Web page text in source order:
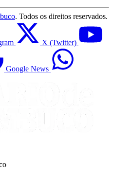
. Todos os direitos reservados.
X (Twitter)
Google News